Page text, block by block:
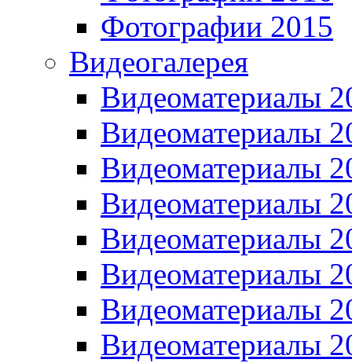
Фотографии 2015
Видеогалерея
Видеоматериалы
Видеоматериалы
Видеоматериалы
Видеоматериалы
Видеоматериалы
Видеоматериалы
Видеоматериалы
Видеоматериалы